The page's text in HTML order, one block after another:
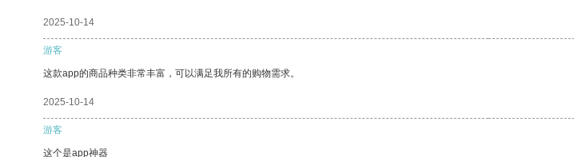
2025-10-14
游客
这款app的商品种类非常丰富，可以满足我所有的购物需求。
2025-10-14
游客
这个是app神器